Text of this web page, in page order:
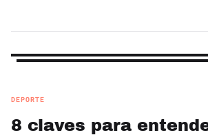
DEPORTE
8 claves para